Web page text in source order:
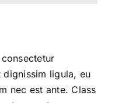
ligula, eu
nec est ante. Class